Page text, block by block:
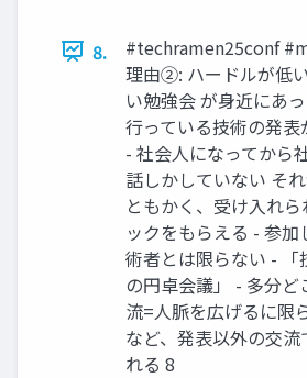
8.
#techramen25conf
理由②: ハードルが低
い勉強会 が身近にあ
行っている技術の発
- 社会人になってから
話しかしていない そ
ともかく、受け入れ
ックをもらえる - 参
術者とは限らない - 「
の円卓会議」 - 多分ど
流=人脈を広げるに限
など、発表以外の交
れる 8